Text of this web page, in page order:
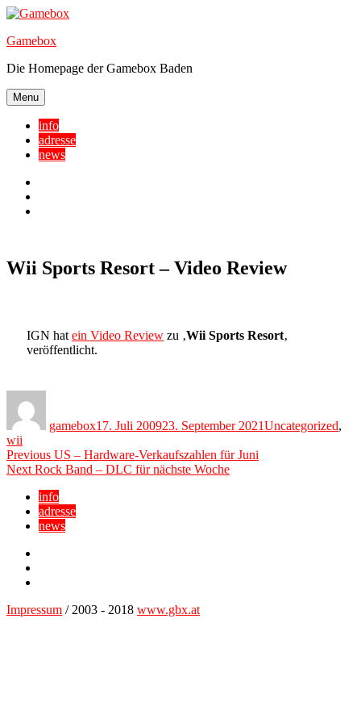
Skip
content
Gamebox
Die Homepage der Gamebox Baden
Menu
info
adresse
news
Wii Sports Resort – Video Review
IGN hat ein Video Review zu ‚Wii Sports Resort‚
veröffentlicht.
gamebox17. Juli 200923. September 2021Uncategorized,
wii
Beitragsnavigation
Previous Previous
post:
US – Hardware-Verkaufszahlen für Juni
Next Next
Rock Band – DLC für nächste Woche
info
adresse
news
Impressum / 2003 - 2018 www.gbx.at